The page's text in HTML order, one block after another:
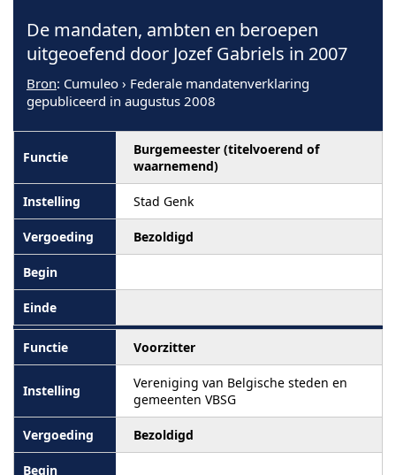
De mandaten, ambten en beroepen
uitgeoefend door Jozef Gabriels in 2007
Bron: Cumuleo › Federale mandatenverklaring
gepubliceerd in augustus 2008
Burgemeester (titelvoerend of
waarnemend)
Stad Genk
Bezoldigd
Voorzitter
Vereniging van Belgische steden en
gemeenten VBSG
Bezoldigd